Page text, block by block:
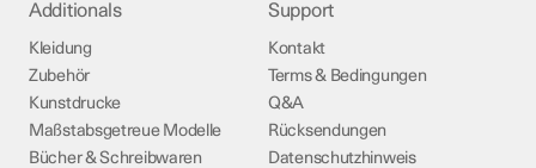
Additionals
Kleidung
Zubehör
Kunstdrucke
Maßstabsgetreue Modelle
Bücher & Schreibwaren
Support
Kontakt
Terms & Bedingungen
Q&A
Rücksendungen
Datenschutzhinweis